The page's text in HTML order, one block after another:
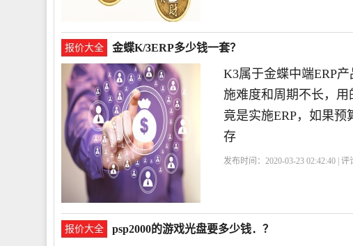
报价大全 金蝶K/3ERP多少钱一套？
K3属于金蝶中端ERP
施难度和周期不长，
竟是实施ERP，如果
存
发布时间：2020-03-23 02:42:40 | 评
报价大全 psp2000的游戏光盘要多少钱．？